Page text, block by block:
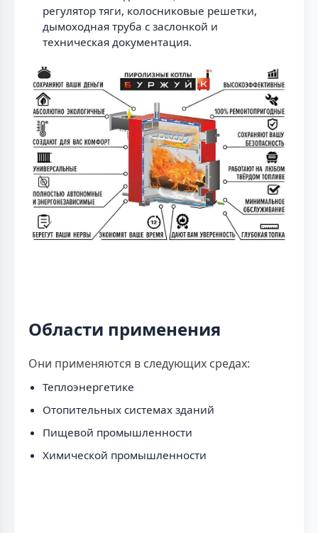
регулятор тяги, колосниковые решетки,
дымоходная труба с заслонкой и
техническая документация.
Области применения
Они применяются в следующих средах:
Теплоэнергетике
Отопительных системах зданий
Пищевой промышленности
Химической промышленности